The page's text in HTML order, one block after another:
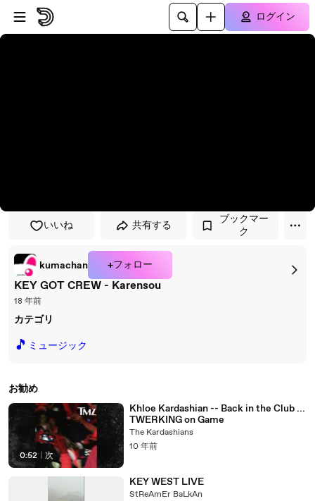
プレイヤーにスキップ
メインコンテンツにスキップ
ログイン
いいね 共有する
ブックマー
ク
kumachan +フォロー
KEY GOT CREW - Karensou
18 年前
カテゴリ
🎵 ミュージック
お勧め
0:52 次
Khloe Kardashian -- Back in the Club ...
TWERKING on Game
The Kardashians
10 年前
KEY WEST LIVE
StReAmEr BaLkAn